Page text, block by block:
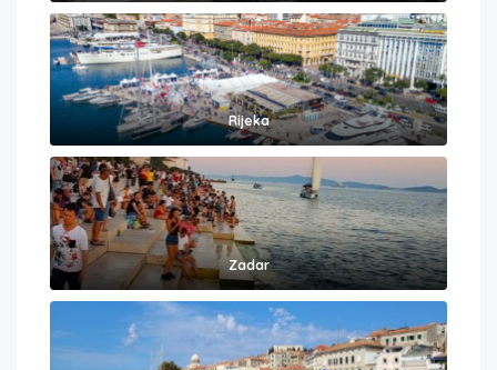
Rijeka
Zadar